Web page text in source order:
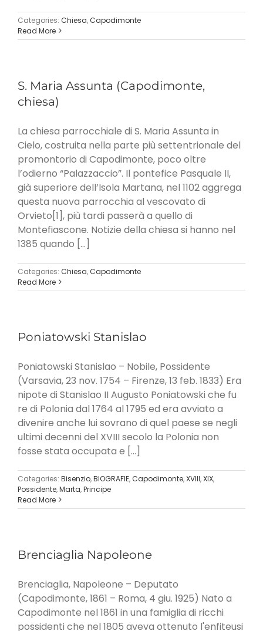
Categories: Chiesa,Capodimonte
Read More
S. Maria Assunta (Capodimonte,
chiesa)
La chiesa parrocchiale di S. Maria Assunta in
Cielo, costruita nella parte più settentrionale del
promontorio di Capodimonte, poco oltre
l’odierno “Palazzaccio”. Il pontefice Pasquale II,
già superiore dell’Isola Martana, nel 1102 aggrega
questa nuova parrocchia al vescovato di
Orvieto[1], più tardi passerà a quello di
Montefiascone. Notizie della chiesa si hanno nel
1385 quando [...]
Categories: Chiesa,Capodimonte
Read More
Poniatowski Stanislao
Poniatowski Stanislao – Nobile, Possidente
(Varsavia, 23 nov. 1754 – Firenze, 13 feb. 1833) Era
nipote di Stanislao II Augusto Poniatowski che fu
re di Polonia dal 1764 al 1795 ed era avviato a
divenire anche lui sovrano di quel paese se negli
ultimi decenni del XVIII secolo la Polonia non
fosse stata occupata e [...]
Categories: Bisenzio,BIOGRAFIE,Capodimonte,XVIII,XIX,
Possidente,Marta,Principe
Read More
Brenciaglia Napoleone
Brenciaglia, Napoleone – Deputato
(Capodimonte, 1861 – Roma, 4 giu. 1925) Nato a
Capodimonte nel 1861 in una famiglia di ricchi
possidenti che nel 1805 aveva ottenuto l'enfiteusi